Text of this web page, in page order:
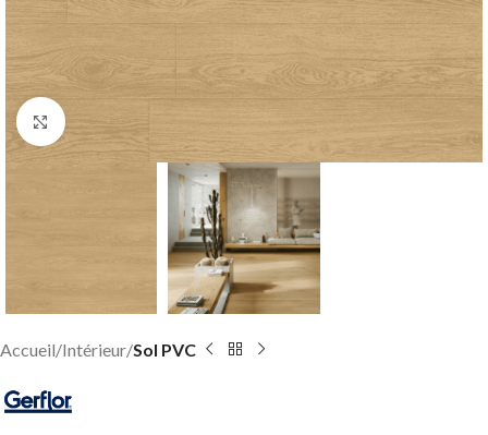
Click to enlarge
Accueil Intérieur Sol PVC